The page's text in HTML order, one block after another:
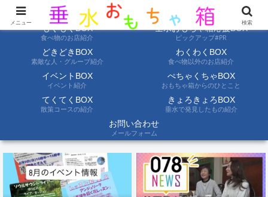
ようこそ垂水おもちゃ箱へ。垂水の情報を自分たちの目でみて聞いて伝えます
もぐもぐBOX
食べ物のお店紹介
垂水おもちゃ箱応援BOX
ピックアップ#PR
どきどきBOX
素敵な人・グループ紹介
わくわくBOX
食べ物以外のお店紹介
イベントBOX
イベント紹介
ぺちゃくちゃBOX
おもちゃ箱からのひとこと
てくてくBOX
散策コースの紹介
きょろきょろBOX
垂水で発見したもの紹介
お問い合わせ
メールフォーム
メニュー 検索